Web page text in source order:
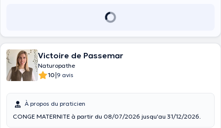
Victoire de Passemar
Naturopathe
10|9 avis
À propos du praticien
CONGE MATERNITE à partir du 08/07/2026 jusqu'au 31/12/2026.